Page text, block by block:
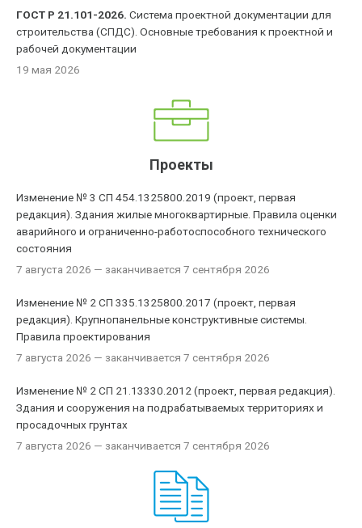
ГОСТ Р 21.101-2026. Система проектной документации для
строительства (СПДС). Основные требования к проектной и
рабочей документации
19 мая 2026
Проекты
Изменение № 3 СП 454.1325800.2019 (проект, первая
редакция). Здания жилые многоквартирные. Правила оценки
аварийного и ограниченно-работоспособного технического
состояния
7 августа 2026 — заканчивается 7 сентября 2026
Изменение № 2 СП 335.1325800.2017 (проект, первая
редакция). Крупнопанельные конструктивные системы.
Правила проектирования
7 августа 2026 — заканчивается 7 сентября 2026
Изменение № 2 СП 21.13330.2012 (проект, первая редакция).
Здания и сооружения на подрабатываемых территориях и
просадочных грунтах
7 августа 2026 — заканчивается 7 сентября 2026